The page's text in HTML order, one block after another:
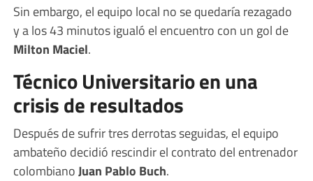
Sin embargo, el equipo local no se quedaría rezagado
y a los 43 minutos igualó el encuentro con un gol de
Milton Maciel.
Técnico Universitario en una
crisis de resultados
Después de sufrir tres derrotas seguidas, el equipo
ambateño decidió rescindir el contrato del entrenador
colombianoJuan Pablo Buch.